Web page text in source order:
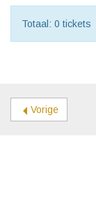
Totaal: 0 tickets
Vorige